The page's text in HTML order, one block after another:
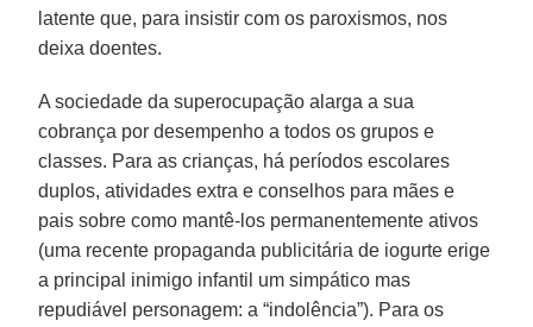
latente que, para insistir com os paroxismos, nos
deixa doentes.
A sociedade da superocupação alarga a sua
cobrança por desempenho a todos os grupos e
classes. Para as crianças, há períodos escolares
duplos, atividades extra e conselhos para mães e
pais sobre como mantê-los permanentemente ativos
(uma recente propaganda publicitária de iogurte erige
a principal inimigo infantil um simpático mas
repudiável personagem: a “indolência”). Para os